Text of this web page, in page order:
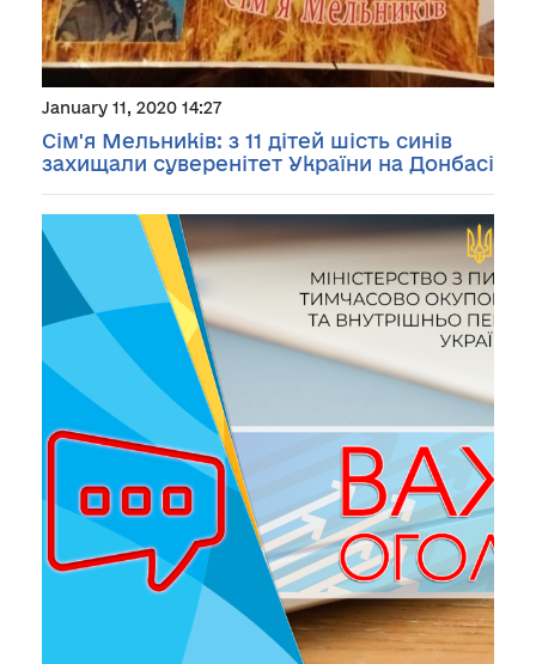
January 11, 2020 14:27
Сім'я Мельників: з 11 дітей шість синів
захищали суверенітет України на Донбасі